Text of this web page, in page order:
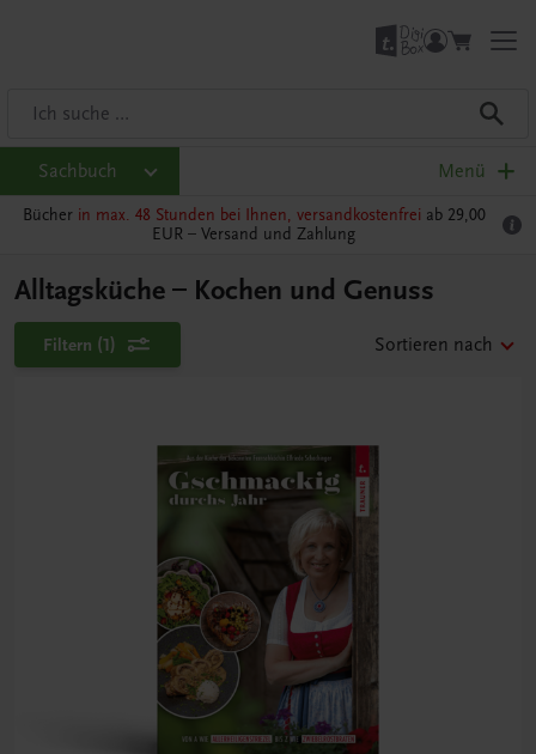
Sachbuch Menü
Bücher in max. 48 Stunden bei Ihnen, versandkostenfrei ab 29,00
EUR – Versand und Zahlung
Alltagsküche – Kochen und Genuss
Filtern (1) Sortieren nach